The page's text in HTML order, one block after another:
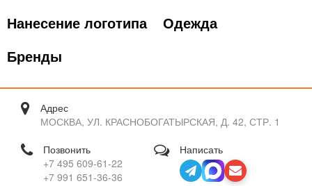
Нанесение логотипа
Одежда
Бренды
Адрес
МОСКВА, УЛ. КРАСНОБОГАТЫРСКАЯ, Д. 42, СТР. 1
Позвонить
+7 495 609-61-22
+7 991 651-36-36
Написать